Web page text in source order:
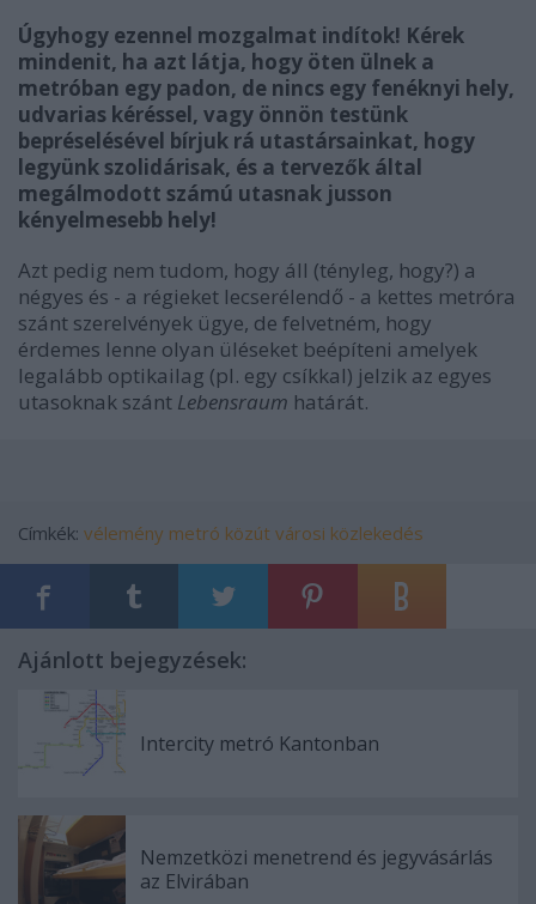
Úgyhogy ezennel mozgalmat indítok! Kérek
mindenit, ha azt látja, hogy öten ülnek a
metróban egy padon, de nincs egy fenéknyi hely,
udvarias kéréssel, vagy önnön testünk
bepréselésével bírjuk rá utastársainkat, hogy
legyünk szolidárisak, és a tervezők által
megálmodott számú utasnak jusson
kényelmesebb hely!
Azt pedig nem tudom, hogy áll (tényleg, hogy?) a
négyes és - a régieket lecserélendő - a kettes metróra
szánt szerelvények ügye, de felvetném, hogy
érdemes lenne olyan üléseket beépíteni amelyek
legalább optikailag (pl. egy csíkkal) jelzik az egyes
utasoknak szánt Lebensraum határát.
Címkék: vélemény metró közút városi közlekedés
Ajánlott bejegyzések:
Intercity metró Kantonban
Nemzetközi menetrend és jegyvásárlás
az Elvirában